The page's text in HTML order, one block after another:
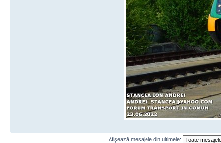
Afişează mesajele din ultimele: